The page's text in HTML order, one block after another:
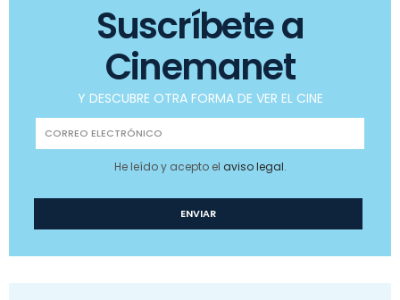
Suscríbete a
Cinemanet
Y DESCUBRE OTRA FORMA DE VER EL CINE
He leído y acepto el aviso legal.